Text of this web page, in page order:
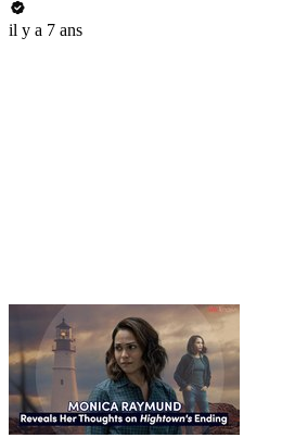
il y a 7 ans